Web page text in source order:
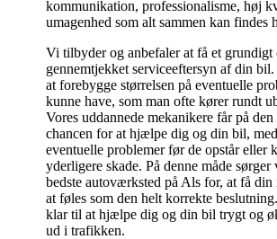
kommunikation, professionalisme, høj
umagenhed som alt sammen kan findes
Vi tilbyder og anbefaler at få et grundigt
gennemtjekket serviceeftersyn af din
at forebygge størrelsen på eventuelle
kunne have, som man ofte kører rundt
Vores uddannede mekanikere får på den
chancen for at hjælpe dig og din bil,
eventuelle problemer før de opstår eller
yderligere skade. På denne måde sørger
bedste autoværksted på Als for, at få
at føles som den helt korrekte
klar til at hjælpe dig og din bil trygt og
ud i trafikken.